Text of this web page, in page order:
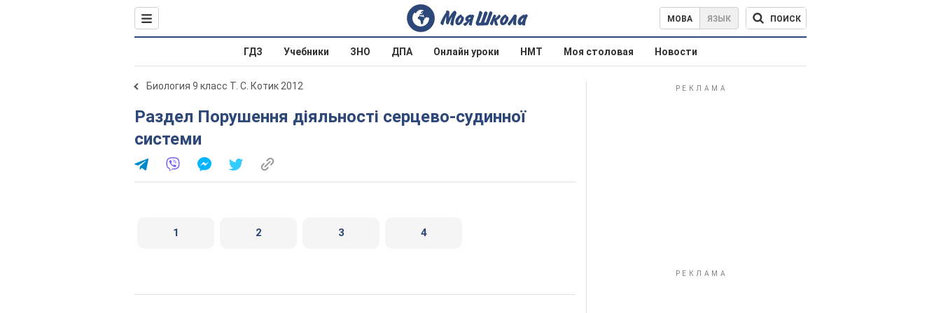
МОВА ЯЗЫК ПОИСК
ГДЗ Учебники ЗНО ДПА Онлайн уроки НМТ Моя столовая Новости
Биология 9 класс Т. С. Котик 2012
Раздел Порушення діяльності серцево-судинної
системи
1 2 3 4